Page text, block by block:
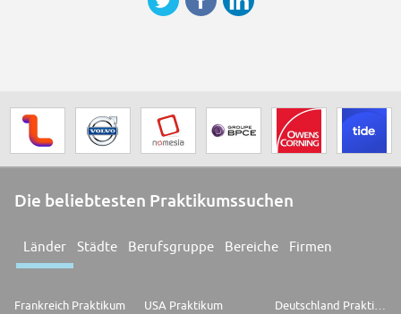
Die beliebtesten Praktikumssuchen
Länder Städte Berufsgruppe Bereiche Firmen
Frankreich Praktikum USA Praktikum Deutschland Praktikum